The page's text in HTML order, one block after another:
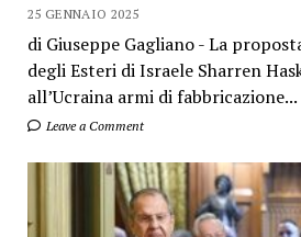
25 GENNAIO 2025
di Giuseppe Gagliano - La
degli Esteri di Israele Sharren
all’Ucraina armi di fabbricazione...
Leave a Comment